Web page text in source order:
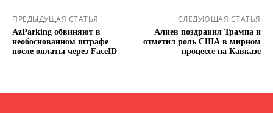
ПРЕДЫДУЩАЯ СТАТЬЯ
AzParking обвиняют в
необоснованном штрафе
после оплаты через FaceID
СЛЕДУЮЩАЯ СТАТЬЯ
Алиев поздравил Трампа и
отметил роль США в мирном
процессе на Кавказе